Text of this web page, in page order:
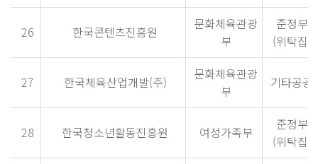
26 한국콘텐츠진흥원
문화체육관광
부
준정부
(위탁집
27 한국체육산업개발(주)
문화체육관광
부
기타공공
28 한국청소년활동진흥원 여성가족부
준정부
(위탁집